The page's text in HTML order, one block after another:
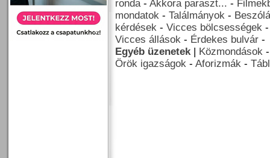
ronda- Akkora paraszt... -
mondatok - Találmányok -
kérdések - Vicces bölcsességek
Vicces állások - Érdekes bulvár -
Egyéb üzenetek| Közmondások
Örök igazságok - Aforizmák -